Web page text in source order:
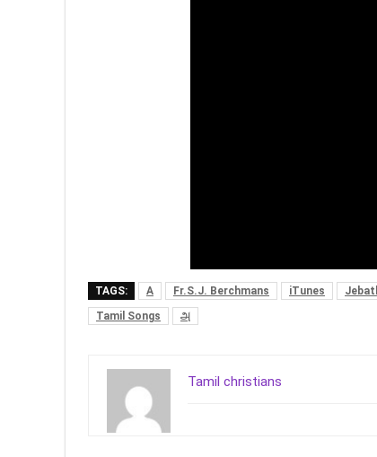
TAGS: A Fr.S.J. Berchmans iTunes
Tamil Songs
அ
Tamil christians